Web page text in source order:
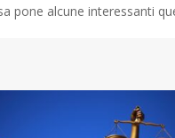
pone alcune interessanti